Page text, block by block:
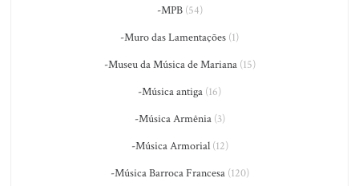
-MPB(54)
-Muro das Lamentações (1)
-Museu da Música de Mariana(15)
-Música antiga (16)
-Música Armênia(3)
-Música Armorial(12)
-Música Barroca Francesa(120)